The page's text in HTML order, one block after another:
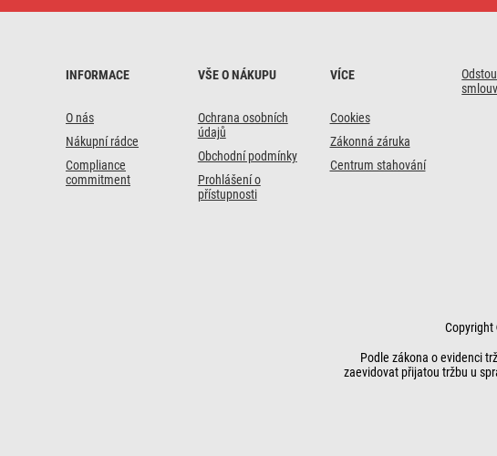
teploměrů
INFORMACE
O nás
Nákupní rádce
Compliance
commitment
VŠE O NÁKUPU
Ochrana osobních
údajů
Obchodní podmínky
Prohlášení o
přístupnosti
VÍCE
Cookies
Zákonná záruka
Centrum stahování
Copyright
Podle zákona o evidenci
zaevidovat přijatou tržbu u